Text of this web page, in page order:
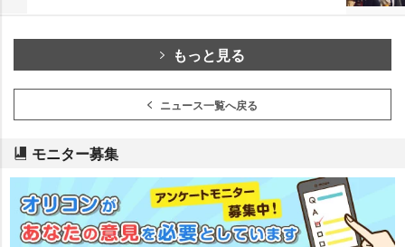
もっと見る
ニュース一覧へ戻る
モニター募集